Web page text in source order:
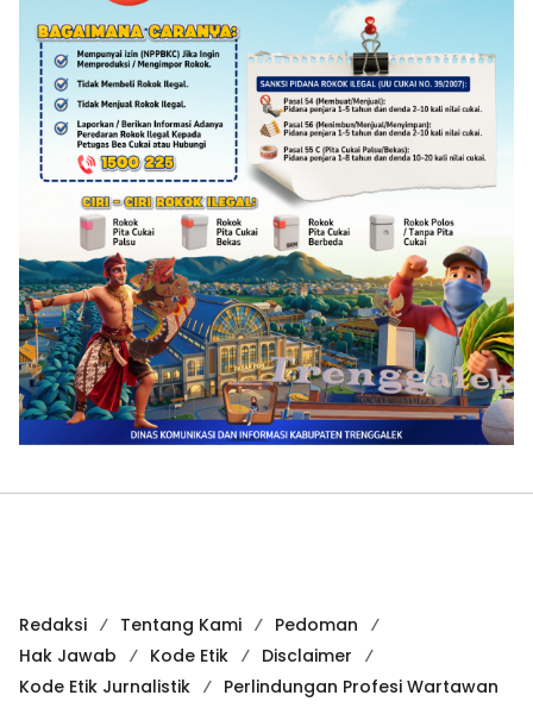
Redaksi Tentang Kami
Pedoman
Hak Jawab
Kode Etik
Disclaimer
Kode Etik Jurnalistik
Perlindungan Profesi Wartawan